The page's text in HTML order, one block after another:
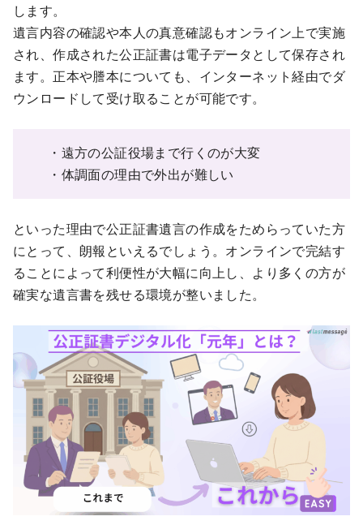
します。
遺言内容の確認や本人の真意確認もオンライン上で実施
され、作成された公正証書は電子データとして保存され
ます。正本や謄本についても、インターネット経由でダ
ウンロードして受け取ることが可能です。
・遠方の公証役場まで行くのが大変
・体調面の理由で外出が難しい
といった理由で公正証書遺言の作成をためらっていた方
にとって、朗報といえるでしょう。オンラインで完結す
ることによって利便性が大幅に向上し、より多くの方が
確実な遺言書を残せる環境が整いました。